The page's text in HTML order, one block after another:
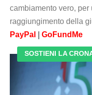
cambiamento vero, per
raggiungimento della
PayPal
GoFundMe
SOSTIENI LA